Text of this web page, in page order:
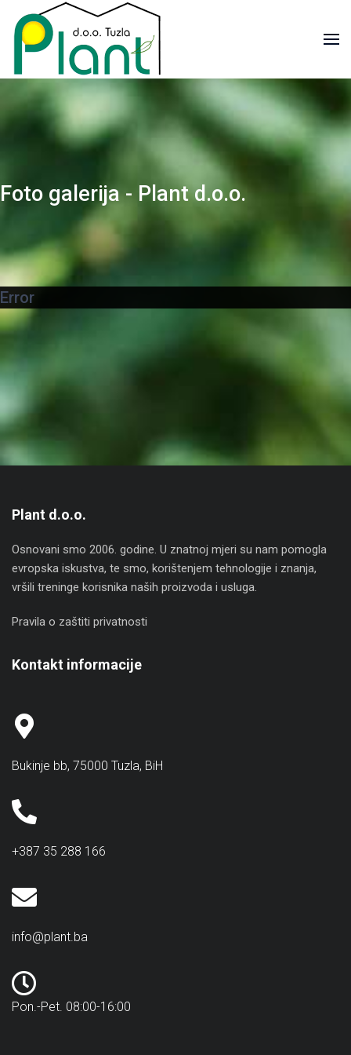
Foto galerija - Plant d.o.o.
Error
Plant d.o.o.
Osnovani smo 2006. godine. U znatnoj mjeri su nam pomogla
evropska iskustva, te smo, korištenjem tehnologije i znanja,
vršili treninge korisnika naših proizvoda i usluga.
Pravila o zaštiti privatnosti
Kontakt informacije
Bukinje bb, 75000 Tuzla, BiH
+387 35 288 166
info@plant.ba
Pon.-Pet. 08:00-16:00